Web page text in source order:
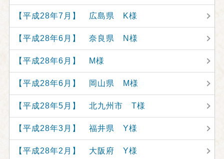
【平成28年7月】 広島県 K様
【平成28年6月】 奈良県 N様
【平成28年6月】 M様
【平成28年6月】 岡山県 M様
【平成28年5月】 北九州市 T様
【平成28年3月】 福井県 Y様
【平成28年2月】 大阪府 Y様